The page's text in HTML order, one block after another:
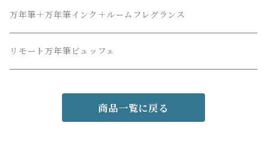
万年筆＋万年筆インク＋ルームフレグランス
リモート万年筆ビュッフェ
商品一覧に戻る